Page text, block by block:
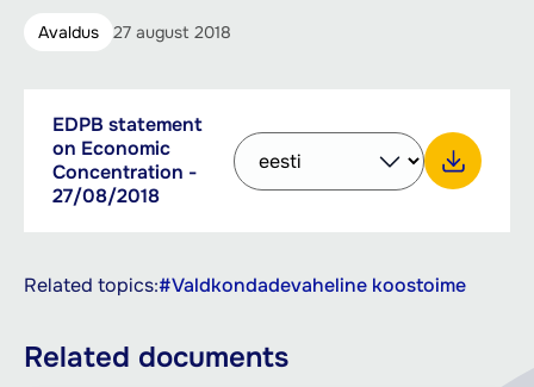
Avaldus 27 august 2018
Downloadable
documents
EDPB statement
on Economic
Concentration -
27/08/2018
PDF,
66.77
KB
Select
other
language
the
Related topics:#Valdkondadevaheline koostoime
Related documents